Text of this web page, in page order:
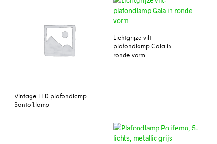
Vintage LED plafondlamp
Santo 1.lamp
Lichtgrijze vilt-
plafondlamp Gala in
ronde vorm